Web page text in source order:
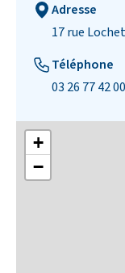
Adresse
17 rue
Téléphone
03 26 77 42 00
+
−